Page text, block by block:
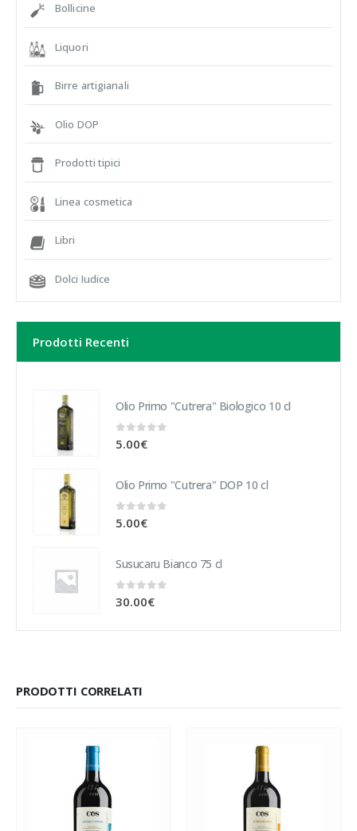
Bollicine
Liquori
Birre artigianali
Olio DOP
Prodotti tipici
Linea cosmetica
Libri
Dolci Iudice
Prodotti Recenti
Olio Primo "Cutrera" Biologico 10 cl
0 Su 5
5.00€
Olio Primo "Cutrera" DOP 10 cl
0 Su 5
5.00€
Susucaru Bianco 75 cl
0Su 5
30.00€
PRODOTTI CORRELATI